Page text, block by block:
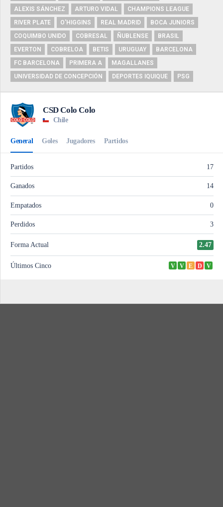
ALEXIS SÁNCHEZ
ARTURO VIDAL
CHAMPIONS LEAGUE
RIVER PLATE
O'HIGGINS REAL MADRID
BOCA JUNIORS
COQUIMBO UNIDO
COBRESAL ÑUBLENSE
BRASIL
EVERTON
COBRELOA BETIS URUGUAY
BARCELONA
FC BARCELONA
PRIMERA A
MAGALLANES
UNIVERSIDAD DE CONCEPCIÓN
DEPORTES IQUIQUE PSG